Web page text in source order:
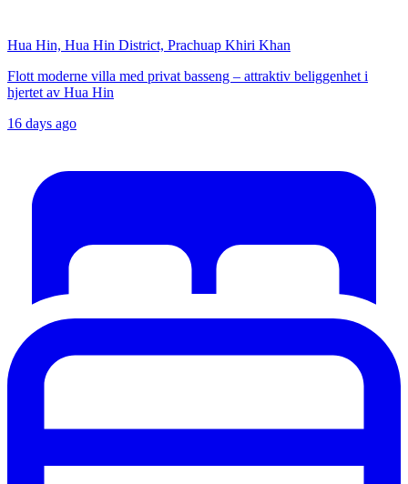
Hua Hin, Hua Hin District, Prachuap Khiri Khan
Flott moderne villa med privat basseng – attraktiv beliggenhet i
hjertet av Hua Hin
16 days ago